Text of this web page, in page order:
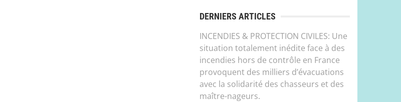
DERNIERS ARTICLES
INCENDIES & PROTECTION CIVILES: Une
situation totalement inédite face à des
incendies hors de contrôle en France
provoquent des milliers d’évacuations
avec la solidarité des chasseurs et des
maître-nageurs.